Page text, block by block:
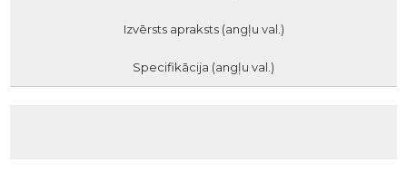
Izvērsts apraksts (angļu val.)
Specifikācija (angļu val.)